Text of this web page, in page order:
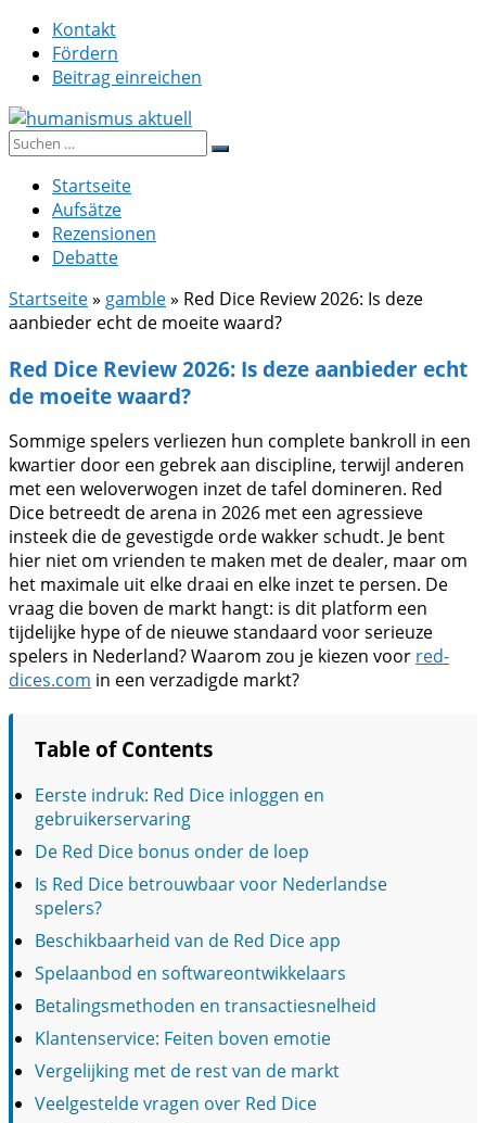
Zum
Inhalt
springen
Kontakt
Fördern
Beitrag einreichen
humanismus aktuell
Suche
Startseite
Aufsätze
Rezensionen
Debatte
Startseite» gamble» Red Dice Review 2026: Is deze
aanbieder echt de moeite waard?
Red Dice Review 2026: Is deze aanbieder echt
de moeite waard?
Sommige spelers verliezen hun complete bankroll in een
kwartier door een gebrek aan discipline, terwijl anderen
met een weloverwogen inzet de tafel domineren. Red
Dice betreedt de arena in 2026 met een agressieve
insteek die de gevestigde orde wakker schudt. Je bent
hier niet om vrienden te maken met de dealer, maar om
het maximale uit elke draai en elke inzet te persen. De
vraag die boven de markt hangt: is dit platform een
tijdelijke hype of de nieuwe standaard voor serieuze
spelers in Nederland? Waarom zou je kiezen voor red-
dices.com in een verzadigde markt?
Table of Contents
Eerste indruk: Red Dice inloggen en
gebruikerservaring
De Red Dice bonus onder de loep
Is Red Dice betrouwbaar voor Nederlandse
spelers?
Beschikbaarheid van de Red Dice app
Spelaanbod en softwareontwikkelaars
Betalingsmethoden en transactiesnelheid
Klantenservice: Feiten boven emotie
Vergelijking met de rest van de markt
Veelgestelde vragen over Red Dice